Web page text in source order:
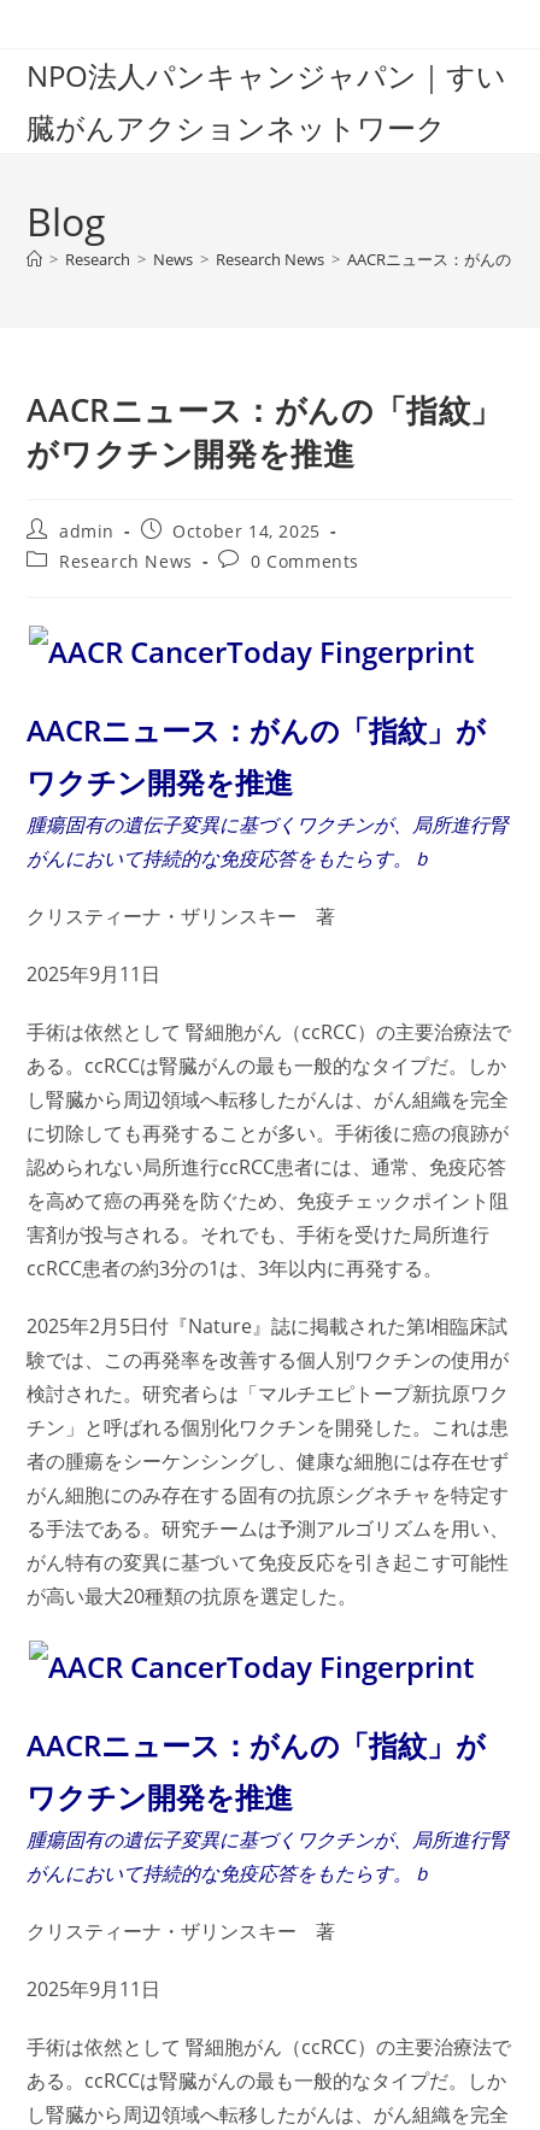
contentNPO法人パンキャンジャパン｜すい
臓がんアクションネットワーク
Blog
> Research > News > Research News > AACRニュース：がんの「
AACRニュース：がんの「指紋」
がワクチン開発を推進
Post
author:
admin
Post
published:
October 14, 2025
PostResearch News
Post0 Comments
AACRニュース：がんの「指紋」が
ワクチン開発を推進
腫瘍固有の遺伝子変異に基づくワクチンが、局所進行腎
がんにおいて持続的な免疫応答をもたらす。ｂ
クリスティーナ・ザリンスキー 著
2025年9月11日
手術は依然として 腎細胞がん（ccRCC）の主要治療法で
ある。ccRCCは腎臓がんの最も一般的なタイプだ。しか
し腎臓から周辺領域へ転移したがんは、がん組織を完全
に切除しても再発することが多い。手術後に癌の痕跡が
認められない局所進行ccRCC患者には、通常、免疫応答
を高めて癌の再発を防ぐため、免疫チェックポイント阻
害剤が投与される。それでも、手術を受けた局所進行
ccRCC患者の約3分の1は、3年以内に再発する。
2025年2月5日付『Nature』誌に掲載された第I相臨床試
験では、この再発率を改善する個人別ワクチンの使用が
検討された。研究者らは「マルチエピトープ新抗原ワク
チン」と呼ばれる個別化ワクチンを開発した。これは患
者の腫瘍をシーケンシングし、健康な細胞には存在せず
がん細胞にのみ存在する固有の抗原シグネチャを特定す
る手法である。研究チームは予測アルゴリズムを用い、
がん特有の変異に基づいて免疫反応を引き起こす可能性
が高い最大20種類の抗原を選定した。
AACRニュース：がんの「指紋」が
ワクチン開発を推進
腫瘍固有の遺伝子変異に基づくワクチンが、局所進行腎
がんにおいて持続的な免疫応答をもたらす。ｂ
クリスティーナ・ザリンスキー 著
2025年9月11日
手術は依然として 腎細胞がん（ccRCC）の主要治療法で
ある。ccRCCは腎臓がんの最も一般的なタイプだ。しか
し腎臓から周辺領域へ転移したがんは、がん組織を完全